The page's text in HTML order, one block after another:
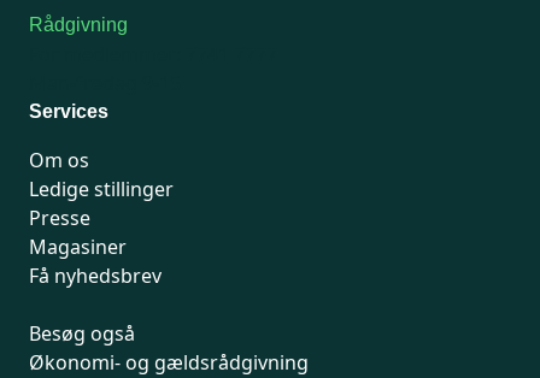
Rådgivning
Services
Om os
Ledige stillinger
Presse
Magasiner
Få nyhedsbrev
Besøg også
Økonomi- og gældsrådgivning